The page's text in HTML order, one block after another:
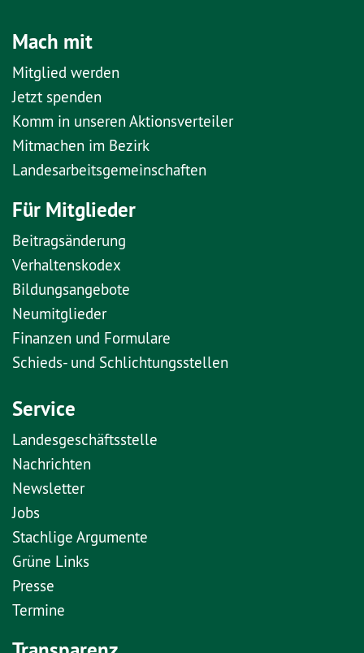
Mach mit
Mitglied werden
Jetzt spenden
Komm in unseren Aktionsverteiler
Mitmachen im Bezirk
Landesarbeitsgemeinschaften
Für Mitglieder
Beitragsänderung
Verhaltenskodex
Bildungsangebote
Neumitglieder
Finanzen und Formulare
Schieds- und Schlichtungsstellen
Service
Landesgeschäftsstelle
Nachrichten
Newsletter
Jobs
Stachlige Argumente
Grüne Links
Presse
Termine